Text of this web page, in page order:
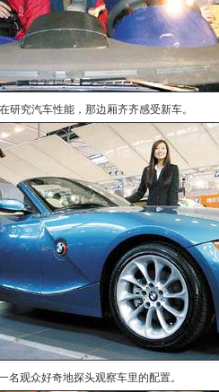
研究汽车性能，那边厢齐齐感受新车。
观众好奇地探头观察车里的配置。